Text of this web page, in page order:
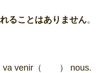
ることはありません。
Il va venir（ ） nous.